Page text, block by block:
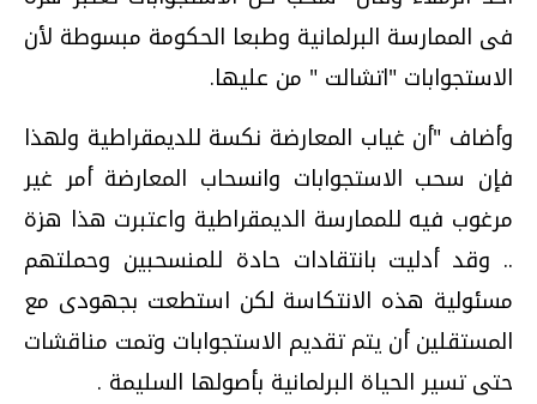
فى الممارسة البرلمانية وطبعا الحكومة مبسوطة لأن
الاستجوابات "اتشالت " من عليها.
وأضاف "أن غياب المعارضة نكسة للديمقراطية ولهذا
فإن سحب الاستجوابات وانسحاب المعارضة أمر غير
مرغوب فيه للممارسة الديمقراطية واعتبرت هذا هزة
.. وقد أدليت بانتقادات حادة للمنسحبين وحملتهم
مسئولية هذه الانتكاسة لكن استطعت بجهودى مع
المستقلين أن يتم تقديم الاستجوابات وتمت مناقشات
حتى تسير الحياة البرلمانية بأصولها السليمة .